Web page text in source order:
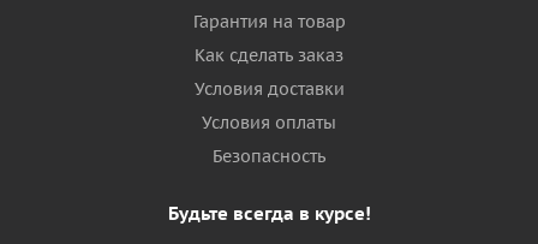
Гарантия на товар
Как сделать заказ
Условия доставки
Условия оплаты
Безопасность
Будьте всегда в курсе!